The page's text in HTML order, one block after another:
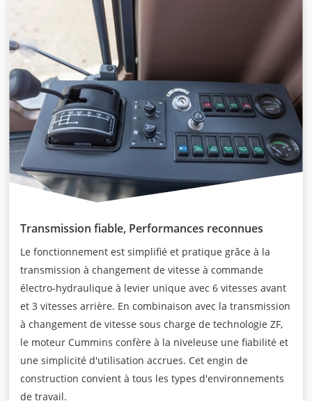
Transmission fiable, Performances reconnues
Le fonctionnement est simplifié et pratique grâce à la
transmission à changement de vitesse à commande
électro-hydraulique à levier unique avec 6 vitesses avant
et 3 vitesses arrière. En combinaison avec la transmission
à changement de vitesse sous charge de technologie ZF,
le moteur Cummins confère à la niveleuse une fiabilité et
une simplicité d'utilisation accrues. Cet engin de
construction convient à tous les types d'environnements
de travail.